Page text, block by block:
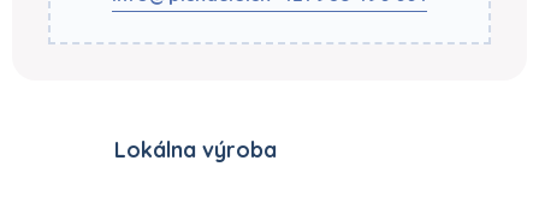
Lokálna výroba